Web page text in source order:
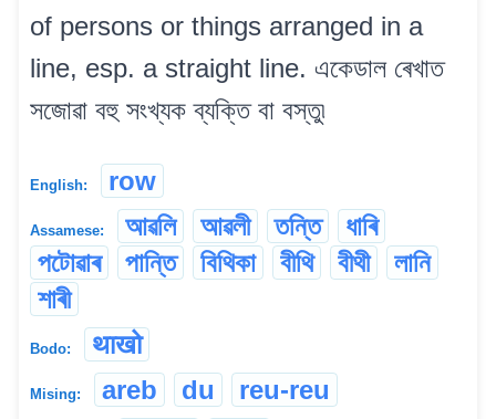
of persons or things arranged in a
line, esp. a straight line. একেডাল ৰেখাত
সজোৱা বহু সংখ্যক ব্যক্তি বা বস্তু৷
English: row
Assamese: আৱলি আৱলী তন্তি
ধাৰি
পটোৱাৰ
পান্তি বিথিকা বীথি বীথী
লানি
শাৰী
Bodo: थाखो
Mising: areb du reu-reu